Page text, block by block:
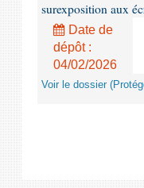
surexposition aux
Date de
dépôt :
04/02/2026
Voir le dossier